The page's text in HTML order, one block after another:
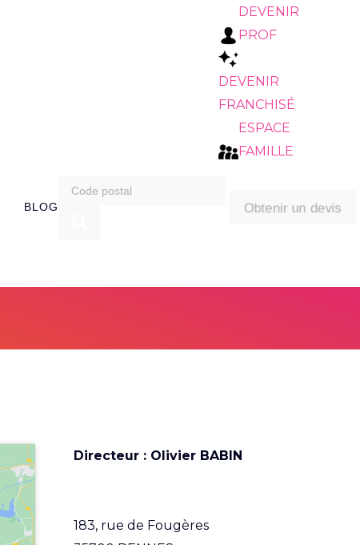
DEVENIR
PROF
DEVENIR
FRANCHISÉ
ESPACE
FAMILLE
BLOG
search
Obtenir un devis
Directeur : Olivier BABIN
183, rue de Fougères